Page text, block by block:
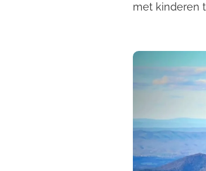
met kinderen